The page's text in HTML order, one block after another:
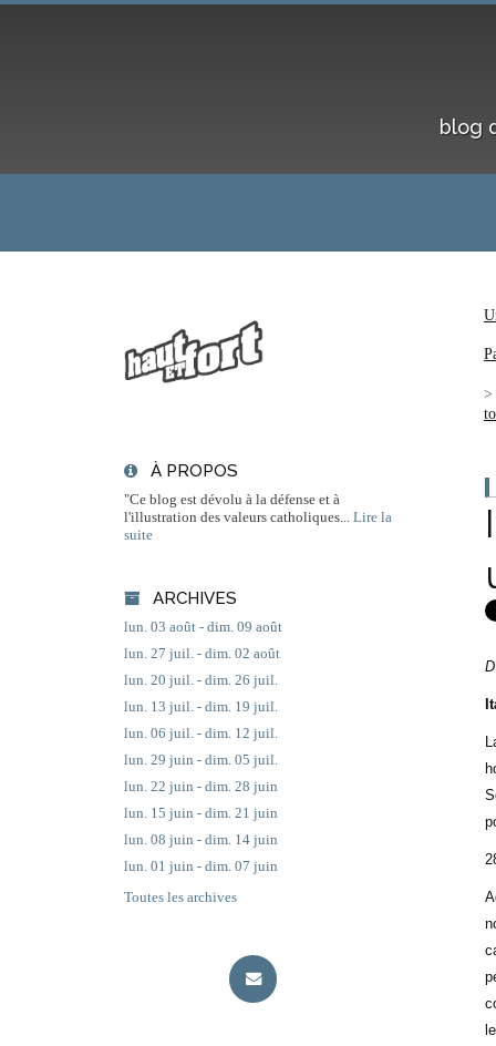
blog
À PROPOS
"Ce blog est dévolu à la défense et à
l'illustration des valeurs catholiques...
Lire la
suite
ARCHIVES
lun. 03 août - dim. 09 août
lun. 27 juil. - dim. 02 août
lun. 20 juil. - dim. 26 juil.
lun. 13 juil. - dim. 19 juil.
lun. 06 juil. - dim. 12 juil.
lun. 29 juin - dim. 05 juil.
lun. 22 juin - dim. 28 juin
lun. 15 juin - dim. 21 juin
lun. 08 juin - dim. 14 juin
lun. 01 juin - dim. 07 juin
Toutes les archives